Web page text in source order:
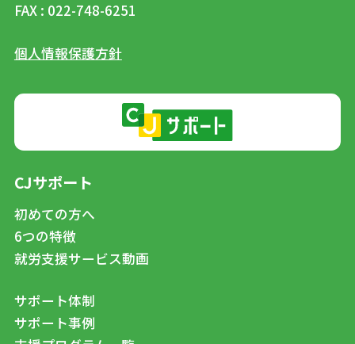
FAX : 022-748-6251
個人情報保護方針
CJサポート
初めての方へ
6つの特徴
就労支援サービス動画
サポート体制
サポート事例